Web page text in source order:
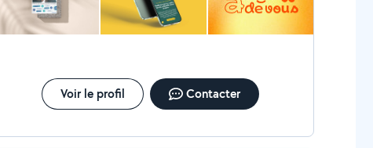
Voir le profil Contacter